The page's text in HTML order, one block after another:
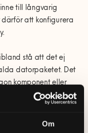
Om
till långvarig
att konfigurera
stå att det ej
datorpaketet. Det
komponent eller